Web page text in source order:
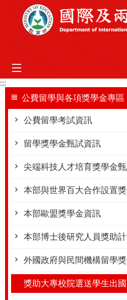
跳到主要內容區塊
mobile_menu
:::
公費留學與各項獎學金專區
公費留學考試資訊
留學獎學金甄試資訊
尖端科技人才培育獎學金
本部與世界百大合作設置
本部歐盟獎學金資訊
本部博士後研究人員獎助
外國政府與民間機構留學
獎助大專校院選送學生出國研修或海